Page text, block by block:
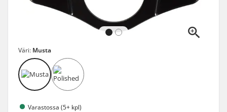
Väri: Musta
Varastossa (5+ kpl)